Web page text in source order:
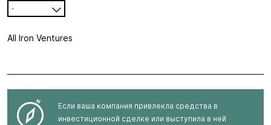
-
All Iron Ventures
Если ваша компания привлекла средства в
инвестиционной сделке или выступила в ней